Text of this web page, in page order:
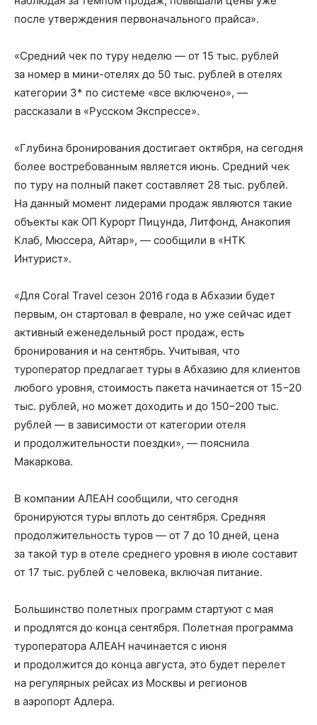
после утверждения первоначального прайса».
«Средний чек по туру неделю — от 15 тыс. рублей
за номер в мини-отелях до 50 тыс. рублей в отелях
категории 3* по системе «все включено», —
рассказали в «Русском Экспрессе».
«Глубина бронирования достигает октября, на сегодня
более востребованным является июнь. Средний чек
по туру на полный пакет составляет 28 тыс. рублей.
На данный момент лидерами продаж являются такие
объекты как ОП Курорт Пицунда, Литфонд, Анакопия
Клаб, Мюссера, Айтар», — сообщили в «НТК
Интурист».
«Для Coral Travel сезон 2016 года в Абхазии будет
первым, он стартовал в феврале, но уже сейчас идет
активный еженедельный рост продаж, есть
бронирования и на сентябрь. Учитывая, что
туроператор предлагает туры в Абхазию для клиентов
любого уровня, стоимость пакета начинается от 15−20
тыс. рублей, но может доходить и до 150−200 тыс.
рублей — в зависимости от категории отеля
и продолжительности поездки», — пояснила
Макаркова.
В компании АЛЕАН сообщили, что сегодня
бронируются туры вплоть до сентября. Средняя
продолжительность туров — от 7 до 10 дней, цена
за такой тур в отеле среднего уровня в июле составит
от 17 тыс. рублей с человека, включая питание.
Большинство полетных программ стартуют с мая
и продлятся до конца сентября. Полетная программа
туроператора АЛЕАН начинается с июня
и продолжится до конца августа, это будет перелет
на регулярных рейсах из Москвы и регионов
в аэропорт Адлера.